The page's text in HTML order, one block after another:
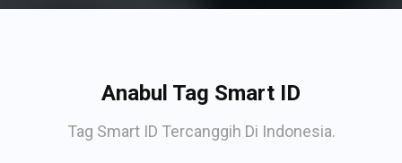
Anabul Tag Smart ID
Tag Smart ID Tercanggih Di Indonesia.